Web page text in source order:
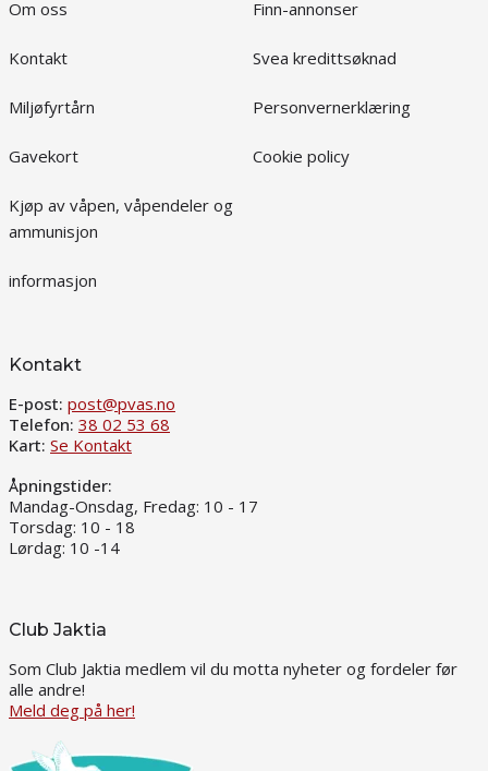
Om oss
Kontakt
Miljøfyrtårn
Gavekort
Kjøp av våpen, våpendeler og
ammunisjon
informasjon
Finn-annonser
Svea kredittsøknad
Personvernerklæring
Cookie policy
Kontakt
E-post: post@pvas.no
Telefon: 38 02 53 68
Kart: Se Kontakt
Åpningstider:
Mandag-Onsdag, Fredag: 10 - 17
Torsdag: 10 - 18
Lørdag: 10 -14
Club Jaktia
Som Club Jaktia medlem vil du motta nyheter og fordeler før
alle andre!
Meld deg på her!